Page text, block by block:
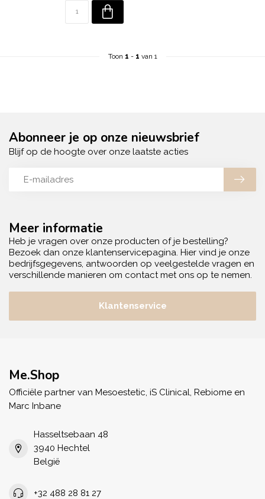
Toon 1 - 1 van 1
Meer informatie
Heb je vragen over onze producten of je bestelling?
Bezoek dan onze klantenservicepagina. Hier vind je onze
bedrijfsgegevens, antwoorden op veelgestelde vragen en
verschillende manieren om contact met ons op te nemen.
Klantenservice
Abonneer je op onze nieuwsbrief
Blijf op de hoogte over onze laatste acties
Me.Shop
Officiële partner van Mesoestetic, iS Clinical, Rebiome en
Marc Inbane
Hasseltsebaan 48
3940 Hechtel
België
+32 488 28 81 27